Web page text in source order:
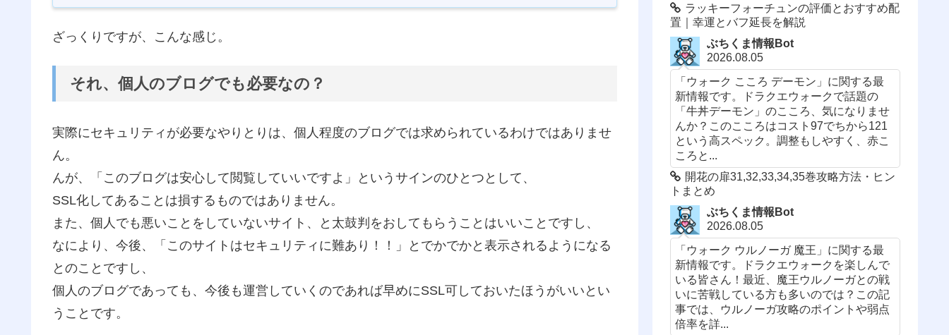
ざっくりですが、こんな感じ。
それ、個人のブログでも必要なの？
実際にセキュリティが必要なやりとりは、個人程度のブログでは求められているわけではありませ
ん。
んが、「このブログは安心して閲覧していいですよ」というサインのひとつとして、
SSL化してあることは損するものではありません。
また、個人でも悪いことをしていないサイト、と太鼓判をおしてもらうことはいいことですし、
なにより、今後、「このサイトはセキュリティに難あり！！」とでかでかと表示されるようになる
とのことですし、
個人のブログであっても、今後も運営していくのであれば早めにSSL可しておいたほうがいいとい
うことです。
ラッキーフォーチュンの評価とおすすめ配
置｜幸運とバフ延長を解説
ぶちくま情報Bot
2026.08.05
「ウォーク こころ デーモン」に関する最
新情報です。ドラクエウォークで話題の
「牛丼デーモン」のこころ、気になりませ
んか？このこころはコスト97でちから121
という高スペック。調整もしやすく、赤こ
ころと...
開花の扉31,32,33,34,35巻攻略方法・ヒン
トまとめ
ぶちくま情報Bot
2026.08.05
「ウォーク ウルノーガ 魔王」に関する最
新情報です。ドラクエウォークを楽しんで
いる皆さん！最近、魔王ウルノーガとの戦
いに苦戦している方も多いのでは？この記
事では、ウルノーガ攻略のポイントや弱点
倍率を詳...